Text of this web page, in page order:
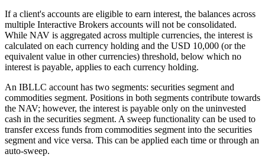
If a client's accounts are eligible to earn interest, the balances across
multiple Interactive Brokers accounts will not be consolidated.
While NAV is aggregated across multiple currencies, the interest is
calculated on each currency holding and the USD 10,000 (or the
equivalent value in other currencies) threshold, below which no
interest is payable, applies to each currency holding.
An IBLLC account has two segments: securities segment and
commodities segment. Positions in both segments contribute towards
the NAV; however, the interest is payable only on the uninvested
cash in the securities segment. A sweep functionality can be used to
transfer excess funds from commodities segment into the securities
segment and vice versa. This can be applied each time or through an
auto-sweep.